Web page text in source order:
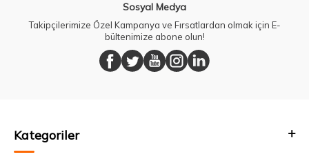
Sosyal Medya
Takipçilerimize Özel Kampanya ve Fırsatlardan olmak için E-
bültenimize abone olun!
Kategoriler